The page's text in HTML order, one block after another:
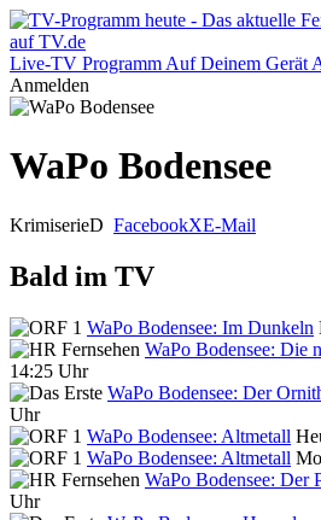
Live-TV Programm Auf Deinem Gerät
Anmelden
WaPo Bodensee
KrimiserieD FacebookXE-Mail
Bald im TV
WaPo Bodensee: Im Dunkeln
WaPo Bodensee: Die
14:25 Uhr
WaPo Bodensee: Der
Uhr
WaPo Bodensee: Altmetall
WaPo Bodensee: Altmetall
WaPo Bodensee: Der
Uhr